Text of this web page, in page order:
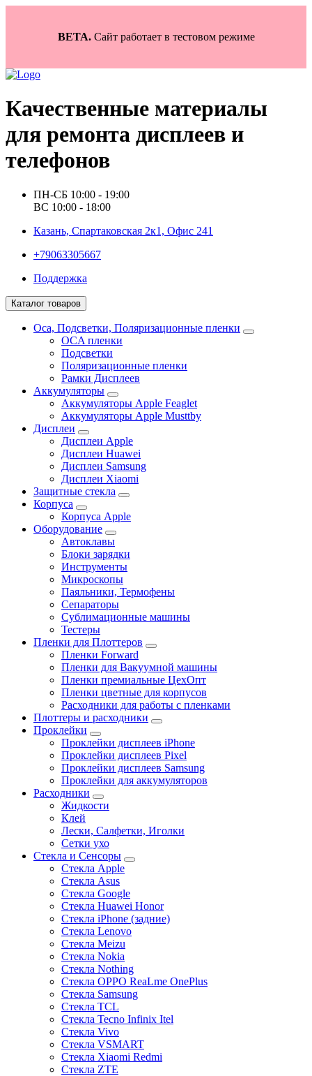
BETA.Сайт работает в тестовом режиме
Качественные материалы
для ремонта дисплеев и
телефонов
ПН-СБ 10:00 - 19:00
ВС 10:00 - 18:00
Казань, Спартаковская 2к1, Офис 241
+79063305667
Поддержка
Каталог товаров
Oca, Подсветки, Поляризационные пленки
OCA пленки
Подсветки
Поляризационные пленки
Рамки Дисплеев
Аккумуляторы
Аккумуляторы Apple Feaglet
Аккумуляторы Apple Musttby
Дисплеи
Дисплеи Apple
Дисплеи Huawei
Дисплеи Samsung
Дисплеи Xiaomi
Защитные стекла
Корпуса
Корпуса Apple
Оборудование
Автоклавы
Блоки зарядки
Инструменты
Микроскопы
Паяльники, Термофены
Сепараторы
Сублимационные машины
Тестеры
Пленки для Плоттеров
Пленки Forward
Пленки для Вакуумной машины
Пленки премиальные ЦехОпт
Пленки цветные для корпусов
Расходники для работы с пленками
Плоттеры и расходники
Проклейки
Проклейки дисплеев iPhone
Проклейки дисплеев Pixel
Проклейки дисплеев Samsung
Проклейки для аккумуляторов
Расходники
Жидкости
Клей
Лески, Салфетки, Иголки
Сетки ухо
Стекла и Сенсоры
Стекла Apple
Стекла Asus
Стекла Google
Стекла Huawei Honor
Стекла iPhone (задние)
Стекла Lenovo
Стекла Meizu
Стекла Nokia
Стекла Nothing
Стекла OPPO ReaLme OnePlus
Стекла Samsung
Стекла TCL
Стекла Tecno Infinix Itel
Стекла Vivo
Стекла VSMART
Стекла Xiaomi Redmi
Стекла ZTE